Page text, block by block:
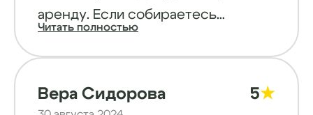
аренду. Если собираетесь
можно заказать баню, а если
можно арендовать беседку и
Читать полностью
Вера Сидорова 5★